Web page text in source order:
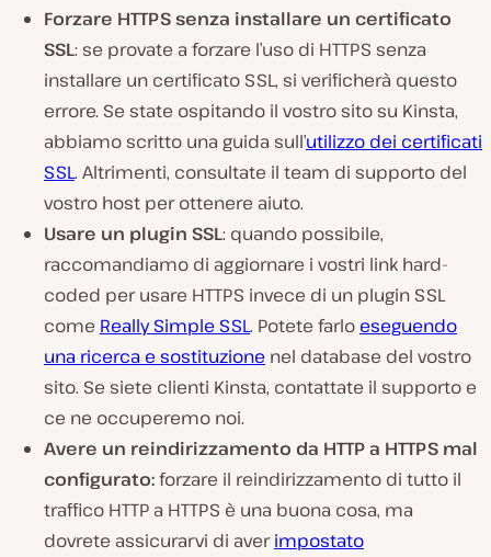
Forzare HTTPS senza installare un certificato
SSL: se provate a forzare l’uso di HTTPS senza
installare un certificato SSL, si verificherà questo
errore. Se state ospitando il vostro sito su Kinsta,
abbiamo scritto una guida sull’utilizzo dei certificati
SSL. Altrimenti, consultate il team di supporto del
vostro host per ottenere aiuto.
Usare un plugin SSL: quando possibile,
raccomandiamo di aggiornare i vostri link hard-
coded per usare HTTPS invece di un plugin SSL
come Really Simple SSL. Potete farlo eseguendo
una ricerca e sostituzione nel database del vostro
sito. Se siete clienti Kinsta, contattate il supporto e
ce ne occuperemo noi.
Avere un reindirizzamento da HTTP a HTTPS mal
configurato:forzare il reindirizzamento di tutto il
traffico HTTP a HTTPS è una buona cosa, ma
dovrete assicurarvi di averimpostato